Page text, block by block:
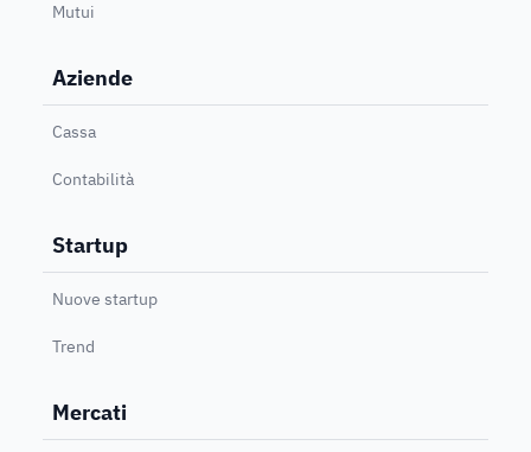
Mutui
Aziende
Cassa
Contabilità
Startup
Nuove startup
Trend
Mercati